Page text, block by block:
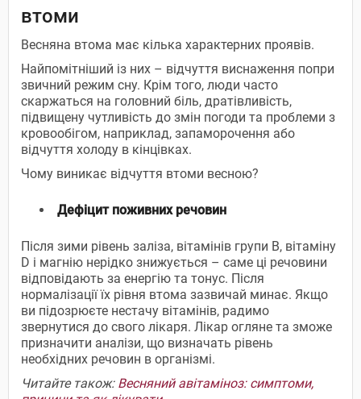
втоми
Весняна втома має кілька характерних проявів.
Найпомітніший із них – відчуття виснаження попри
звичний режим сну. Крім того, люди часто
скаржаться на головний біль, дратівливість,
підвищену чутливість до змін погоди та проблеми з
кровообігом, наприклад, запаморочення або
відчуття холоду в кінцівках.
Чому виникає відчуття втоми весною?
Дефіцит поживних речовин
Після зими рівень заліза, вітамінів групи B, вітаміну
D і магнію нерідко знижується – саме ці речовини
відповідають за енергію та тонус. Після
нормалізації їх рівня втома зазвичай минає. Якщо
ви підозрюєте нестачу вітамінів, радимо
звернутися до свого лікаря. Лікар огляне та зможе
призначити аналізи, що визначать рівень
необхідних речовин в організмі.
Читайте також: Весняний авітаміноз: симптоми,